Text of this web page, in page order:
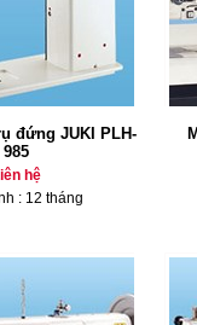
đứng JUKI PLH-
985
hệ
: 12 tháng